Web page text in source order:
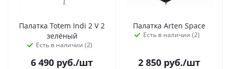
Палатка Totem Indi 2 V 2
зелёный
Есть в наличии (2)
6 490 руб./шт
Палатка Arten Space
Есть в наличии (2)
2 850 руб./шт